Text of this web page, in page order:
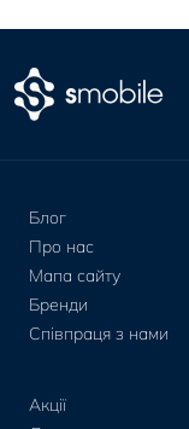
Блог
Про нас
Мапа сайту
Бренди
Співпраця з нами
Акції